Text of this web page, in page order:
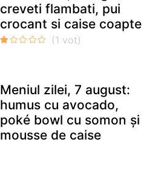
creveti flambati, pui
crocant si caise coapte
Meniul zilei, 7 august:
humus cu avocado,
poké bowl cu somon și
mousse de caise